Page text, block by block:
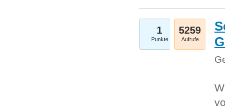
1
Punkte
5259
Aufrufe